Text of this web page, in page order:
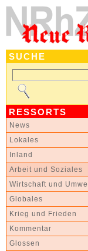
SUCHE
RESSORTS
News
Lokales
Inland
Arbeit und Soziales
Wirtschaft und
Globales
Krieg und Frieden
Kommentar
Glossen